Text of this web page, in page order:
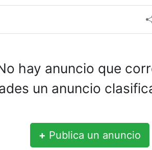
hay anuncio que
un anuncio
+ Publica un anuncio